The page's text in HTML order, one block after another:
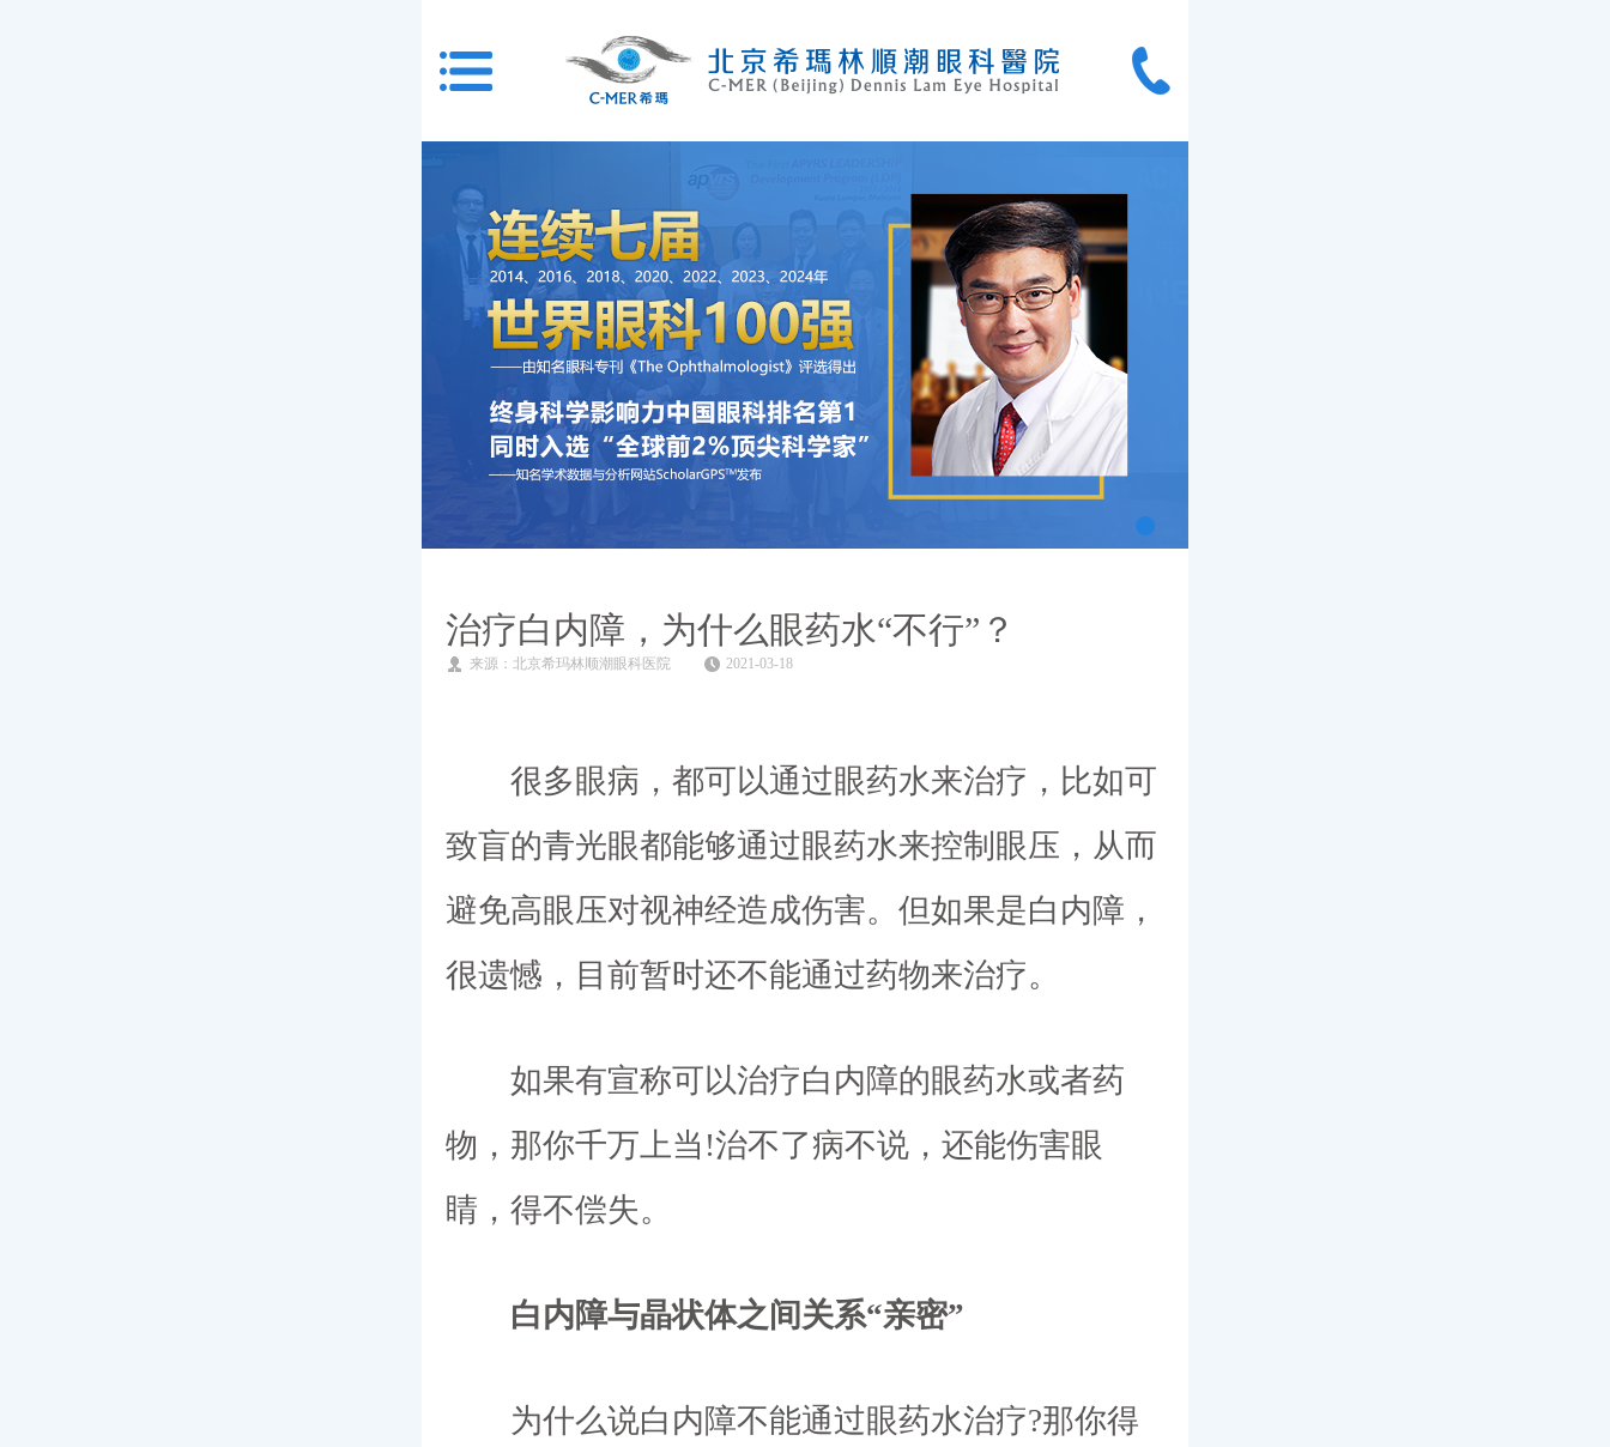
治疗白内障，为什么眼药水“不行”？
来源：北京希玛林顺潮眼科医院 2021-03-18
很多眼病，都可以通过眼药水来治疗，比如可
致盲的青光眼都能够通过眼药水来控制眼压，从而
避免高眼压对视神经造成伤害。但如果是白内障，
很遗憾，目前暂时还不能通过药物来治疗。
如果有宣称可以治疗白内障的眼药水或者药
物，那你千万上当!治不了病不说，还能伤害眼
睛，得不偿失。
白内障与晶状体之间关系“亲密”
为什么说白内障不能通过眼药水治疗?那你得